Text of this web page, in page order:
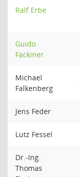
Ralf Erbe
Guido
Fackiner
Michael
Falkenberg
Jens Feder
Lutz Fessel
Dr.-Ing.
Thomas